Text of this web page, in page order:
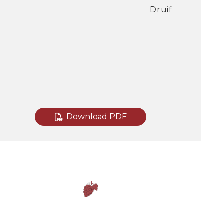
Druif
Download PDF